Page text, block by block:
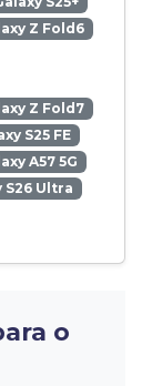
Z Fold6
Z Fold7
S25 FE
A57 5G
S26 Ultra
o